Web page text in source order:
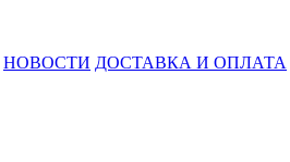
НОВОСТИ ДОСТАВКА И ОПЛАТА